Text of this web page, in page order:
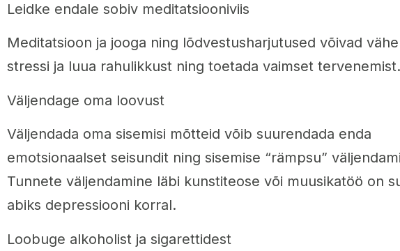
Leidke endale sobiv meditatsiooniviis
Meditatsioon ja jooga ning lõdvestusharjutused võivad
stressi ja luua rahulikkust ning toetada vaimset tervenemist.
Väljendage oma loovust
Väljendada oma sisemisi mõtteid võib suurendada enda
emotsionaalset seisundit ning sisemise “rämpsu”
Tunnete väljendamine läbi kunstiteose või muusikatöö on
abiks depressiooni korral.
Loobuge alkoholist ja sigarettidest